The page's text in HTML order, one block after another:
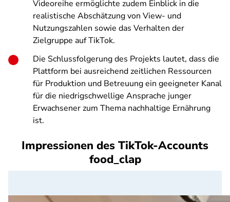
Videoreihe ermöglichte zudem Einblick in die
realistische Abschätzung von View- und
Nutzungszahlen sowie das Verhalten der
Zielgruppe auf TikTok.
Die Schlussfolgerung des Projekts lautet, dass die
Plattform bei ausreichend zeitlichen Ressourcen
für Produktion und Betreuung ein geeigneter Kanal
für die niedrigschwellige Ansprache junger
Erwachsener zum Thema nachhaltige Ernährung
ist.
Impressionen des TikTok-Accounts
food_clap